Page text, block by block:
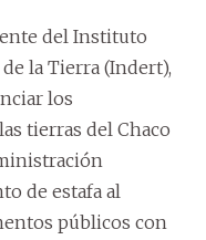
del Instituto
la Tierra (Indert),
los
tierras del Chaco
de estafa al
públicos con